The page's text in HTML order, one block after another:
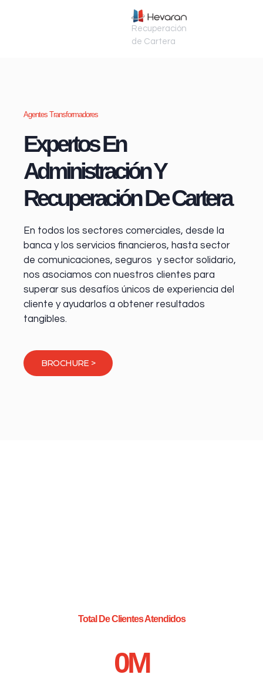
Recuperación
de Cartera
Agentes Transformadores
Expertos En
Administración Y
Recuperación De Cartera
En todos los sectores comerciales, desde la
banca y los servicios financieros, hasta sector
de comunicaciones, seguros y sector solidario,
nos asociamos con nuestros clientes para
superar sus desafíos únicos de experiencia del
cliente y ayudarlos a obtener resultados
tangibles.
BROCHURE >
Total De Clientes Atendidos
0M